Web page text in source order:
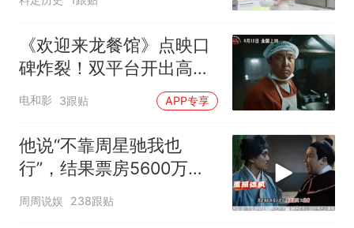
《欢迎来龙餐馆》点映口
碑炸裂！双平台开出高
分，沈腾赢麻了
电和影 3跟贴 APP专享
他说“不靠周星驰我也
行”，结果票房5600万，
周周说娱 238跟贴